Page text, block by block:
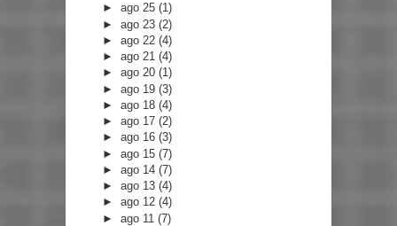
►ago 25(1)
►ago 23(2)
►ago 22(4)
►ago 21(4)
►ago 20(1)
►ago 19(3)
►ago 18(4)
►ago 17(2)
►ago 16(3)
►ago 15(7)
►ago 14(7)
►ago 13(4)
►ago 12(4)
►ago 11(7)